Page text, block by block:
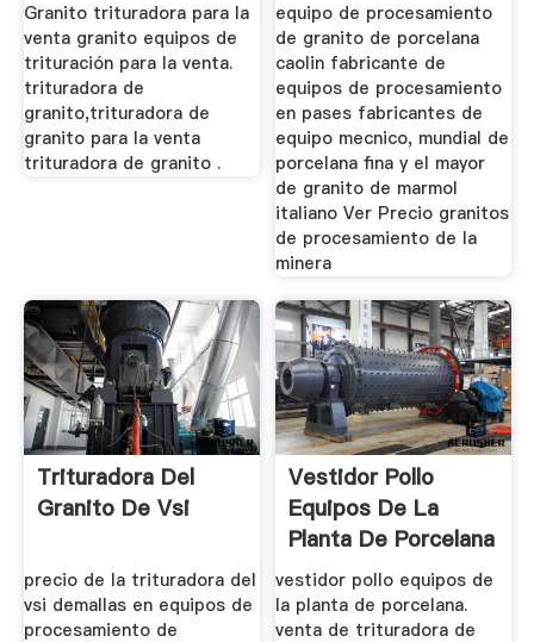
Granito trituradora para la
venta granito equipos de
trituración para la venta.
trituradora de
granito,trituradora de
granito para la venta
trituradora de granito .
equipo de procesamiento
de granito de porcelana
caolin fabricante de
equipos de procesamiento
en pases fabricantes de
equipo mecnico, mundial de
porcelana fina y el mayor
de granito de marmol
italiano Ver Precio granitos
de procesamiento de la
minera
Trituradora Del
Granito De Vsi
precio de la trituradora del
vsi demallas en equipos de
procesamiento de
Vestidor Pollo
Equipos De La
Planta De Porcelana
vestidor pollo equipos de
la planta de porcelana.
venta de trituradora de